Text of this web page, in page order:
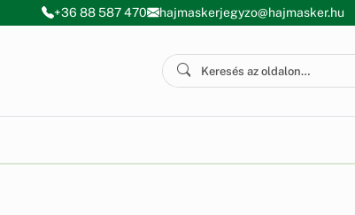
+36 88 587 470 hajmaskerjegyzo@hajmasker.hu